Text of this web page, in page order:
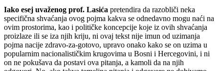
Iako esej uvaženog prof. Lasića pretendira da razobliči neka
specifična shvaćanja ovog pojma kakva se odnedavno mogu naći na
ovim prostorima, kao i političke koncepcije koje iz ovih shvaćanja
proizlaze ili se iza njih kriju, ni ovaj tekst nije imun od uzimanja
pojma nacije zdravo-za-gotovo, upravo onako kako se on uzima u
popularnim nacionalističkim krugovima u Bosni i Hercegovini, i ni
on ne pokušava da postavi ova pitanja, a kamoli da na njih